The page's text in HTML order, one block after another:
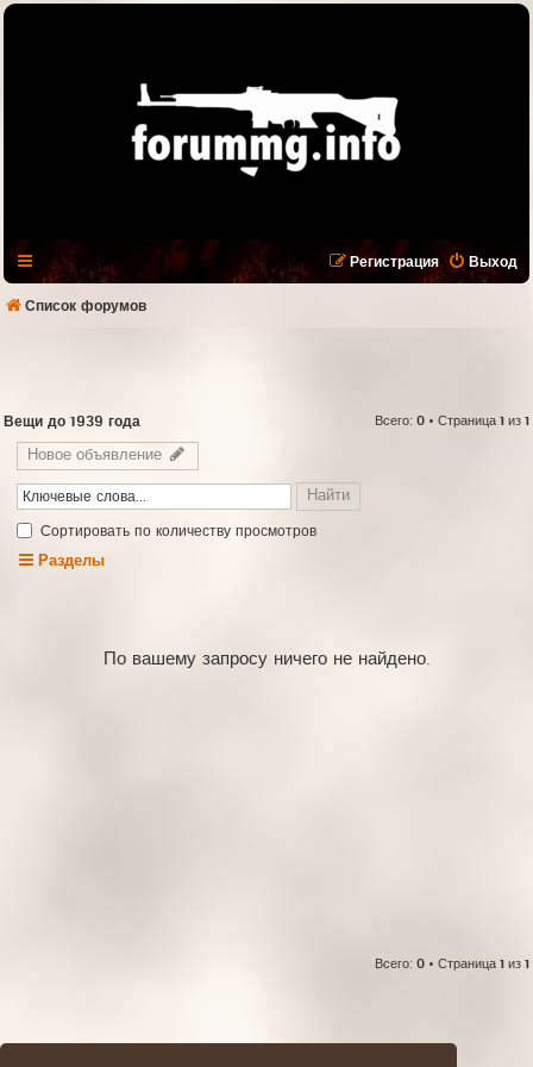
Выход
Регистрация
Список форумов
Вещи до 1939 года Всего: 0 • Страница 1 из 1
Новое объявление
Cортировать по количеству просмотров
Разделы
По вашему запросу ничего не найдено.
Всего: 0 • Страница 1 из 1